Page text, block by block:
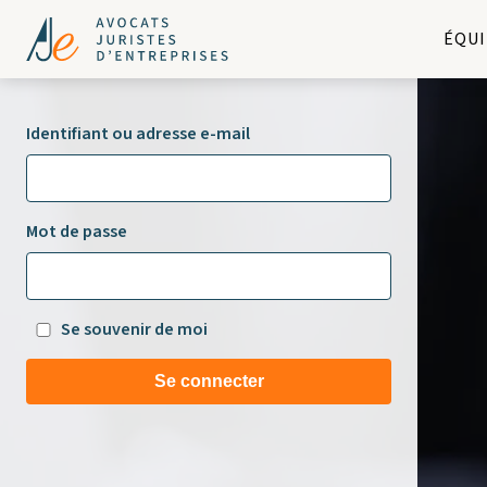
Identifiant ou adresse e-mail
Mot de passe
Se souvenir de moi